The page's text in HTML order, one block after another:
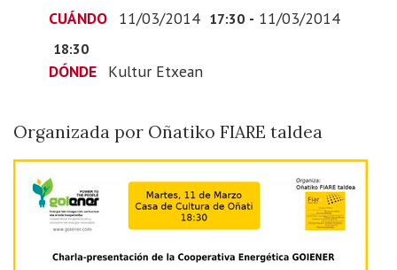
11T18:30:00+01:00
por
Oñatiko
FIARE
taldea
CUÁNDO 11/03/2014 17:30 - 11/03/2014
18:30
DÓNDE Kultur Etxean
Organizada por Oñatiko FIARE taldea